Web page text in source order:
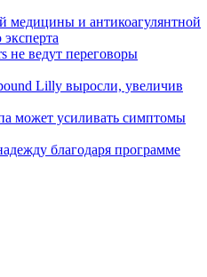
медицины и антикоагулянтной
не ведут переговоры
Lilly выросли, увеличив
может усиливать симптомы
благодаря программе